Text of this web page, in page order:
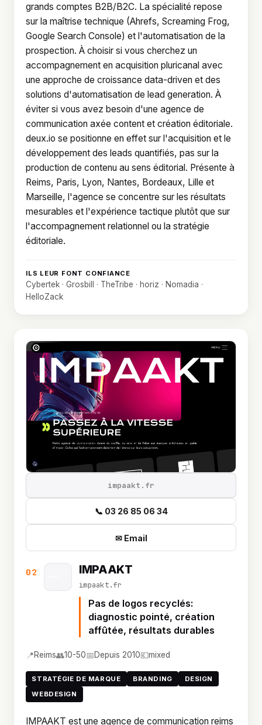
grands comptes B2B/B2C. La spécialité repose
sur la maîtrise technique (Ahrefs, Screaming Frog,
Google Search Console) et l'automatisation de la
prospection. À choisir si vous cherchez un
accompagnement en acquisition pluricanal avec
une approche de croissance data-driven et des
solutions d'automatisation de lead generation. À
éviter si vous avez besoin d'une agence de
communication axée content et création éditoriale.
deux.io se positionne en effet sur l'acquisition et le
développement des leads quantifiés, pas sur la
production de contenu au sens éditorial. Présente à
Reims, Paris, Lyon, Nantes, Bordeaux, Lille et
Marseille, l'agence se concentre sur les résultats
mesurables et l'expérience tactique plutôt que sur
l'accompagnement relationnel ou la stratégie
éditoriale.
ILS LEUR FONT CONFIANCE
Cybertek · Grosbill · TheTribe · horiz · Nomadia ·
HelloZack
02 IMPAAKT
impaakt.fr
Pas de logos recyclés:
diagnostic pointé, création
affûtée, résultats durables
📍Reims👥10-50📅Depuis 2010💶mixed
STRATÉGIE DE MARQUE BRANDING
DESIGN
WEBDESIGN
IMPAAKT est une agence de communication reims
impaakt.fr
📞 03 26 85 06 34
✉ Email